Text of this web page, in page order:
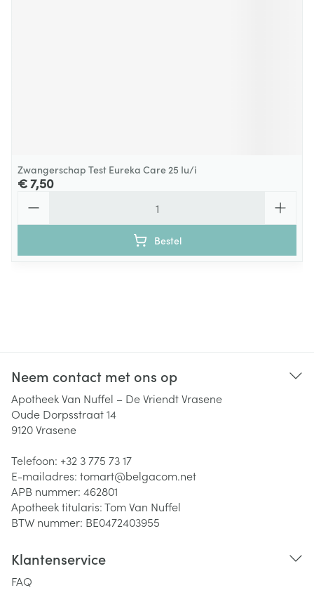
Zwangerschap Test Eureka Care 25 Iu/i
€ 7,50
Bestel
Neem contact met ons op
Apotheek Van Nuffel – De Vriendt Vrasene
Oude Dorpsstraat 14
9120Vrasene
Telefoon: +32 3 775 73 17
E-mailadres: tomart@belgacom.net
APB nummer: 462801
Apotheek titularis:Tom Van Nuffel
BTW nummer: BE0472403955
Klantenservice
FAQ